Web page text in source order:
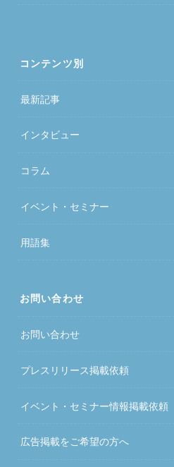
コンテンツ別
最新記事
インタビュー
コラム
イベント・セミナー
用語集
お問い合わせ
お問い合わせ
プレスリリース掲載依頼
イベント・セミナー情報掲載依頼
広告掲載をご希望の方へ